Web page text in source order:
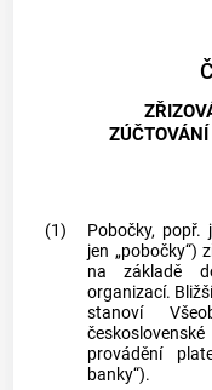
(1)
Pobočky, popř.
jen „pobočky“)
na základě
organizací.
stanoví
provádění
banky“).